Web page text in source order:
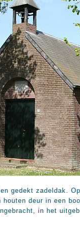
gedekt zadeldak.
deur in een
in het